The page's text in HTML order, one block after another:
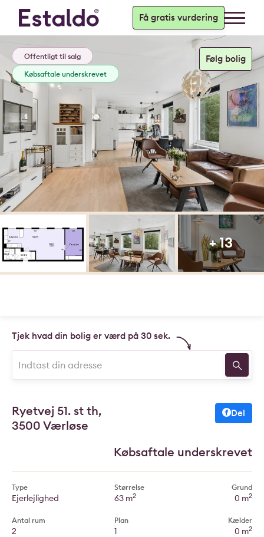
Få gratis vurdering
Offentligt til salg
Købsaftale underskrevet
+ 13
Tjek hvad din bolig er værd på 30 sek.
Ryetvej 51. st th,
3500 Værløse
Del
Købsaftale underskrevet
Type
Ejerlejlighed
Antal rum
2
Størrelse
63 m2
Plan
1
Grund
0 m2
Kælder
0 m2